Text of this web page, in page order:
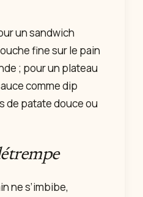
un sandwich
fine sur le pain
; pour un plateau
comme dip
de patate douce ou
ne s’imbibe,